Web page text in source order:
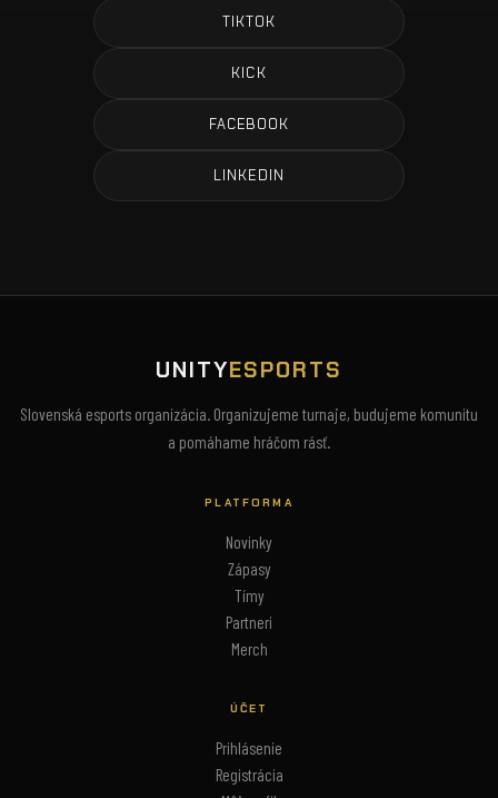
TIKTOK
KICK
FACEBOOK
LINKEDIN
UNITYESPORTS
Slovenská esports organizácia. Organizujeme turnaje, budujeme komunitu
a pomáhame hráčom rásť.
PLATFORMA
Novinky
Zápasy
Tímy
Partneri
Merch
ÚČET
Prihlásenie
Registrácia